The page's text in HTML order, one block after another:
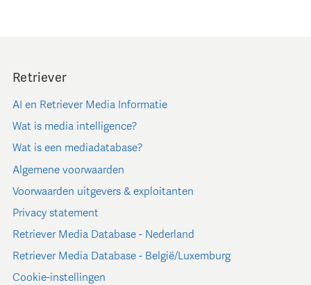
Retriever
AI en Retriever Media Informatie
Wat is media intelligence?
Wat is een mediadatabase?
Algemene voorwaarden
Voorwaarden uitgevers & exploitanten
Privacy statement
Retriever Media Database - Nederland
Retriever Media Database - België/Luxemburg
Cookie-instellingen